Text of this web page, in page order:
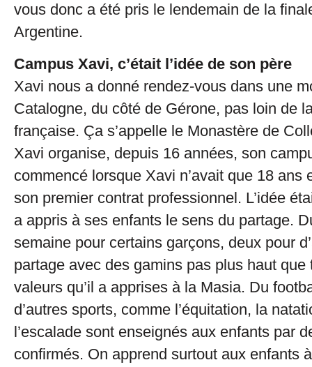
vous donc a été pris le lendemain de la
Argentine.
Campus Xavi, c’était l’idée de son père
Xavi nous a donné rendez-vous dans une
Catalogne, du côté de Gérone, pas loin de
française. Ça s’appelle le Monastère de
Xavi organise, depuis 16 années, son
commencé lorsque Xavi n’avait que 18 ans
son premier contrat professionnel. L’idée
a appris à ses enfants le sens du partage.
semaine pour certains garçons, deux pour
partage avec des gamins pas plus haut que
valeurs qu’il a apprises à la Masia. Du
d’autres sports, comme l’équitation, la
l’escalade sont enseignés aux enfants par
confirmés. On apprend surtout aux enfants